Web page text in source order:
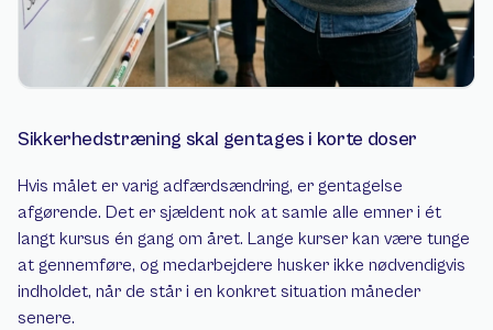
Sikkerhedstræning skal gentages i korte doser
Hvis målet er varig adfærdsændring, er gentagelse
afgørende. Det er sjældent nok at samle alle emner i ét
langt kursus én gang om året. Lange kurser kan være tunge
at gennemføre, og medarbejdere husker ikke nødvendigvis
indholdet, når de står i en konkret situation måneder
senere.